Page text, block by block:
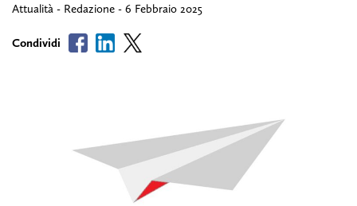
Attualità - Redazione - 6 Febbraio 2025